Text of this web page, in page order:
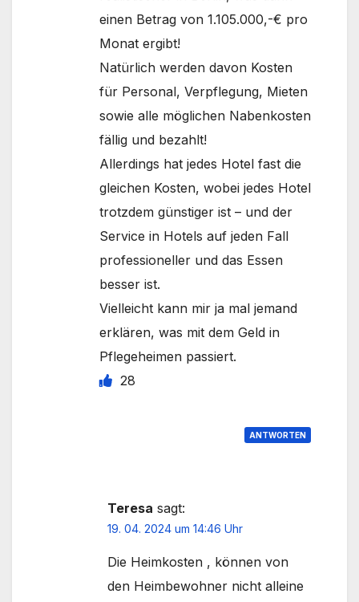
einen Betrag von 1.105.000,-€ pro
Monat ergibt!
Natürlich werden davon Kosten
für Personal, Verpflegung, Mieten
sowie alle möglichen Nabenkosten
fällig und bezahlt!
Allerdings hat jedes Hotel fast die
gleichen Kosten, wobei jedes Hotel
trotzdem günstiger ist – und der
Service in Hotels auf jeden Fall
professioneller und das Essen
besser ist.
Vielleicht kann mir ja mal jemand
erklären, was mit dem Geld in
Pflegeheimen passiert.
28
ANTWORTEN
Teresa sagt:
19. 04. 2024 um 14:46 Uhr
Die Heimkosten , können von
den Heimbewohner nicht alleine